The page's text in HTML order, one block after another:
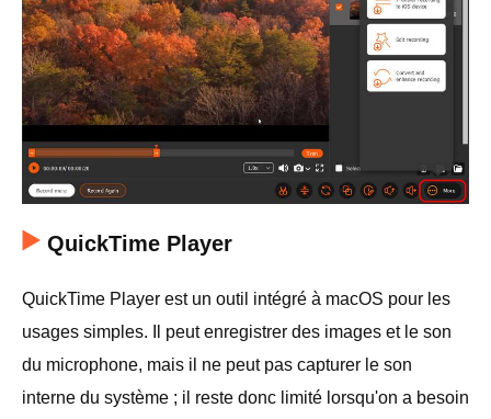
QuickTime Player
QuickTime Player est un outil intégré à macOS pour les
usages simples. Il peut enregistrer des images et le son
du microphone, mais il ne peut pas capturer le son
interne du système ; il reste donc limité lorsqu'on a besoin